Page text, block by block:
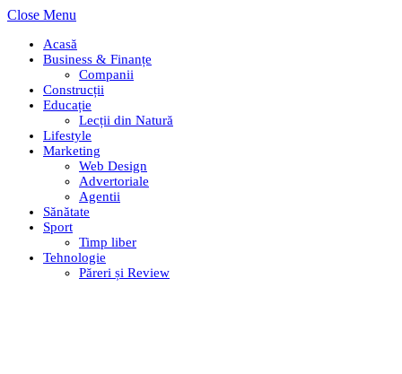
Close Menu
Acasă
Business & Finanțe
Companii
Construcții
Educație
Lecții din Natură
Lifestyle
Marketing
Web Design
Advertoriale
Agentii
Sănătate
Sport
Timp liber
Tehnologie
Păreri și Review